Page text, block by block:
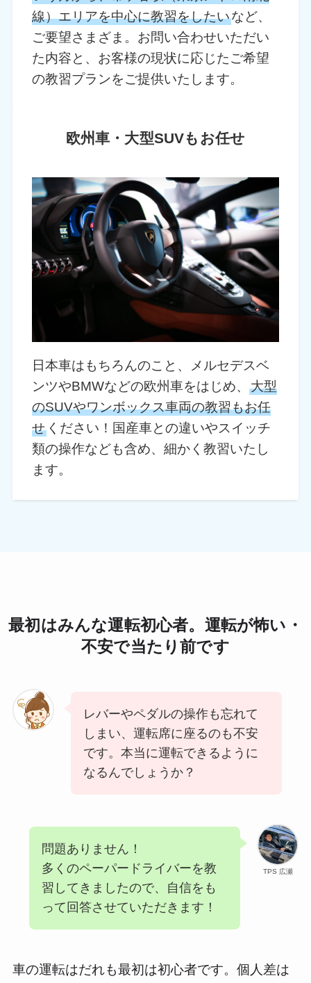
線）エリアを中心に教習をしたいなど、
ご要望さまざま。お問い合わせいただい
た内容と、お客様の現状に応じたご希望
の教習プランをご提供いたします。
欧州車・大型SUVもお任せ
日本車はもちろんのこと、メルセデスベ
ンツやBMWなどの欧州車をはじめ、大型
のSUVやワンボックス車両の教習もお任
せ ください！国産車との違いやスイッチ
類の操作なども含め、細かく教習いたし
ます。
最初はみんな運転初心者。運転が怖い・
不安で当たり前です
レバーやペダルの操作も忘れて
しまい、運転席に座るのも不安
です。本当に運転できるように
なるんでしょうか？
TPS 広瀬
問題ありません！
多くのペーパードライバーを教
習してきましたので、自信をも
って回答させていただきます！
車の運転はだれも最初は初心者です。個人差は